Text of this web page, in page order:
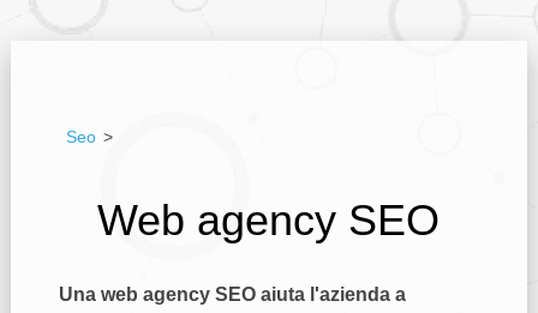
Seo >
Web agency SEO
Una web agency SEO aiuta l'azienda a